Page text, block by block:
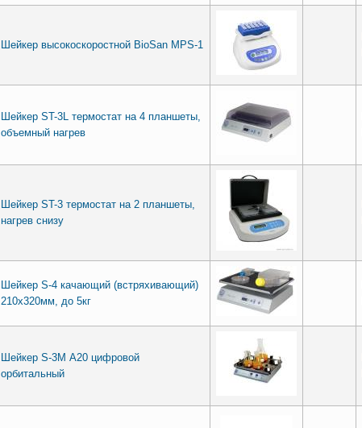
Шейкер высокоскоростной BioSan MPS-1
Шейкер ST-3L термостат на 4 планшеты,
объемный нагрев
Шейкер ST-3 термостат на 2 планшеты,
нагрев снизу
Шейкер S-4 качающий (встряхивающий)
210х320мм, до 5кг
Шейкер S-3М А20 цифровой
орбитальный